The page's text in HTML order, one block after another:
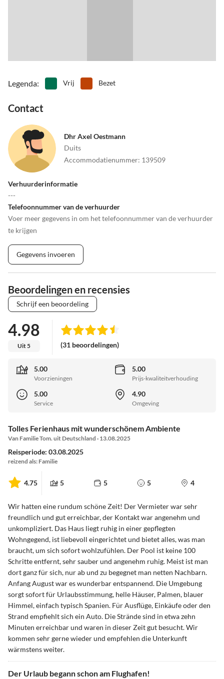
Legenda: Vrij Bezet
Contact
Dhr Axel Oestmann
Duits
Accommodatienummer: 139509
Verhuurderinformatie
---
Telefoonnummer van de verhuurder
Voer meer gegevens in om het telefoonnummer van de verhuurder
te krijgen
Gegevens invoeren
Beoordelingen en recensies
Schrijf een beoordeling
4.98
Uit 5 (31 beoordelingen)
5.00
Voorzieningen
5.00
Prijs-kwaliteitverhouding
5.00
Service
4.90
Omgeving
Tolles Ferienhaus mit wunderschönem Ambiente
Van Familie Tom. uit Deutschland · 13.08.2025
Reisperiode: 03.08.2025
reizend als: Familie
4.75 5 5 5 4
Wir hatten eine rundum schöne Zeit! Der Vermieter war sehr
freundlich und gut erreichbar, der Kontakt war angenehm und
unkompliziert. Das Haus liegt ruhig in einer gepflegten
Wohngegend, ist liebevoll eingerichtet und bietet alles, was man
braucht, um sich sofort wohlzufühlen. Der Pool ist keine 100
Schritte entfernt, sehr sauber und angenehm ruhig. Meist ist man
dort ganz für sich, nur ab und zu begegnet man netten Nachbarn.
Anfang August war es wunderbar entspannend. Die Umgebung
sorgt sofort für Urlaubsstimmung, helle Häuser, Palmen, blauer
Himmel, einfach typisch Spanien. Für Ausflüge, Einkäufe oder den
Strand empfiehlt sich ein Auto. Die Strände sind in etwa zehn
Minuten erreichbar und waren in dieser Zeit gut besucht. Wir
kommen sehr gerne wieder und empfehlen die Unterkunft
wärmstens weiter.
Der Urlaub begann schon am Flughafen!